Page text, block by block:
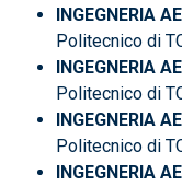
INGEGNERIA
Politecnico di
INGEGNERIA
Politecnico di
INGEGNERIA
Politecnico di
INGEGNERIA